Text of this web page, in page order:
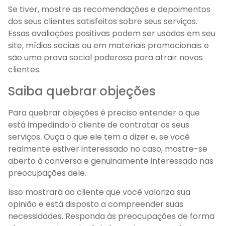
Se tiver, mostre as recomendações e depoimentos
dos seus clientes satisfeitos sobre seus serviços.
Essas avaliações positivas podem ser usadas em seu
site, mídias sociais ou em materiais promocionais e
são uma prova social poderosa para atrair novos
clientes.
Saiba quebrar objeções
Para quebrar objeções é preciso entender o que
está impedindo o cliente de contratar os seus
serviços. Ouça o que ele tem a dizer e, se você
realmente estiver interessado no caso, mostre-se
aberto à conversa e genuinamente interessado nas
preocupações dele.
Isso mostrará ao cliente que você valoriza sua
opinião e está disposto a compreender suas
necessidades. Responda às preocupações de forma